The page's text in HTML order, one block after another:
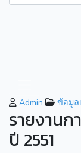
Admin ข้อมูล
รายงานก
ปี 2551